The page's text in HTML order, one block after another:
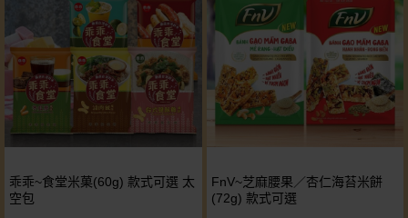
乖乖~食堂米菓(60g) 款式可選 太
空包
FnV~芝麻腰果／杏仁海苔米餅
(72g) 款式可選